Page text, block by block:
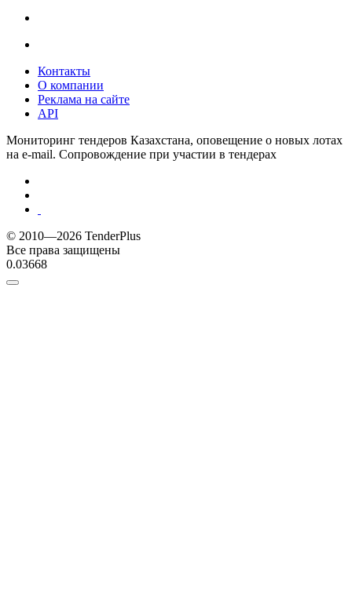
Контакты
О компании
Реклама на сайте
API
Мониторинг тендеров Казахстана, оповещение о новых лотах
на e-mail. Сопровождение при участии в тендерах
© 2010—2026 TenderPlus
Все права защищены
0.03668